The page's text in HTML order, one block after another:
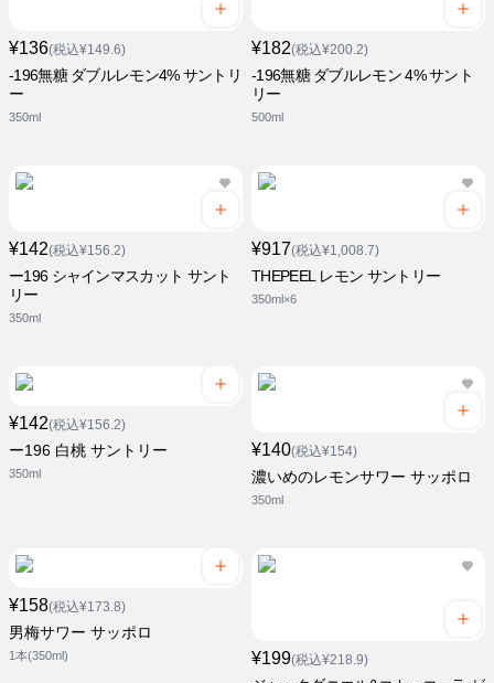
¥136(税込¥149.6)
-196無糖 ダブルレモン4% サントリ
ー
350ml
¥182(税込¥200.2)
-196無糖 ダブルレモン 4% サント
リー
500ml
¥142(税込¥156.2)
ー196 シャインマスカット サント
リー
350ml
¥917(税込¥1,008.7)
THEPEEL レモン サントリー
350ml×6
¥142(税込¥156.2)
ー196 白桃 サントリー
350ml
¥140(税込¥154)
濃いめのレモンサワー サッポロ
350ml
¥158(税込¥173.8)
男梅サワー サッポロ
1本(350ml) ¥199(税込¥218.9)